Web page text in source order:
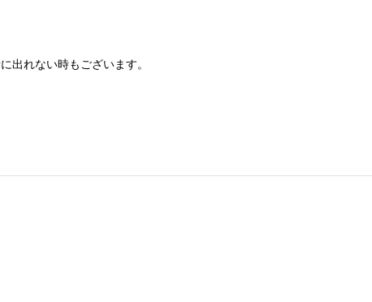
れない時もございます。